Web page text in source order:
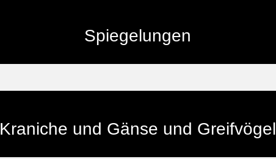
Spiegelungen
Kraniche und Gänse und Greifvögel